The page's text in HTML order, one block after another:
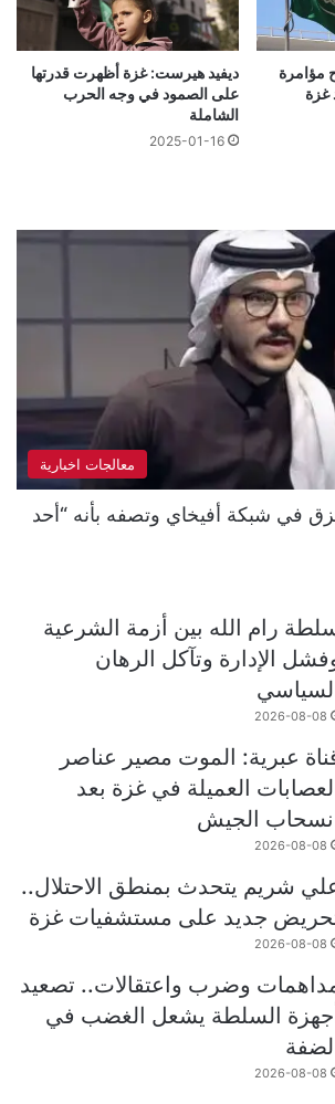
مؤامرة
غزة
ديفيد هيرست: غزة أظهرت قدرتها
على الصمود في وجه الحرب
الشاملة
2025-01-16
معالجات اخبارية
في شبكة أفيخاي وتصفه بأنه “أحد
رام الله بين أزمة الشرعية
الإدارة وتآكل الرهان
السياسي
2026-08-08
عبرية: الموت مصير عناصر
العصابات العميلة في غزة بعد
انسحاب الجيش
2026-08-08
شريم يتحدث بمنطق الاحتلال..
جديد على مستشفيات غزة
2026-08-08
وضرب واعتقالات.. تصعيد
أجهزة السلطة يشعل الغضب في
الضفة
2026-08-08